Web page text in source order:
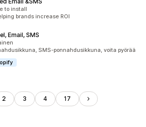
to install
brands increase ROI
Email, SMS
SMS-ponnahdusikkuna, voita pyörää
2 3 4 17